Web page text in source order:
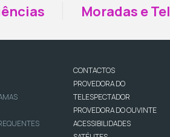
Moradas e
CONTACTOS
PROVEDORA DO
TELESPECTADOR
PROVEDORA DO OUVINTE
ACESSIBILIDADES